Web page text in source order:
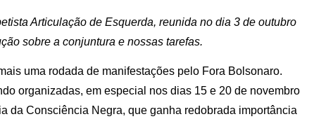
Articulação de Esquerda, reunida no dia 3 de outubro
sobre a conjuntura e nossas tarefas.
uma rodada de manifestações pelo Fora Bolsonaro.
organizadas, em especial nos dias 15 e 20 de novembro
da Consciência Negra, que ganha redobrada importância